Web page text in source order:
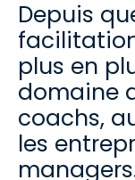
Depuis
plus en
domaine
coachs,
les